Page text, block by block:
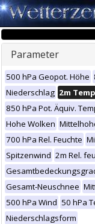
Parameter
500 hPa Geopot. Höhe
Niederschlag 2m Temp
850 hPa Pot. Äquiv.
Hohe Wolken
700 hPa Rel. Feuchte
Spitzenwind 2m Rel.
Gesamt-Neuschnee
500 hPa Wind 50 hPa
Niederschlagsform